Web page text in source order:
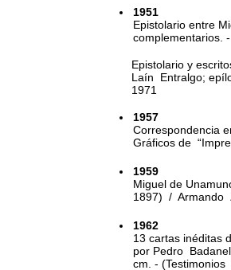
1951
Epistolario entre
complementarios.
Epistolario y
Laín Entralgo;
1971
1957
Correspondencia
Gráficos de
1959
Miguel de
1897) / Armando
1962
13 cartas inéditas
por Pedro
cm. - (Testimonios